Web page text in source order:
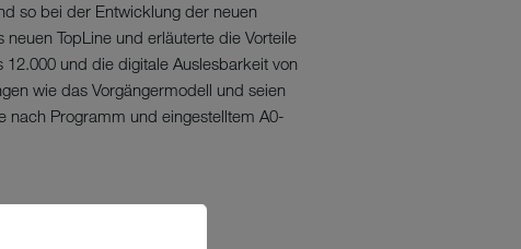
so bei der Entwicklung der neuen
TopLine und erläuterte die Vorteile
und die digitale Auslesbarkeit von
wie das Vorgängermodell und seien
nach Programm und eingestelltem A0-